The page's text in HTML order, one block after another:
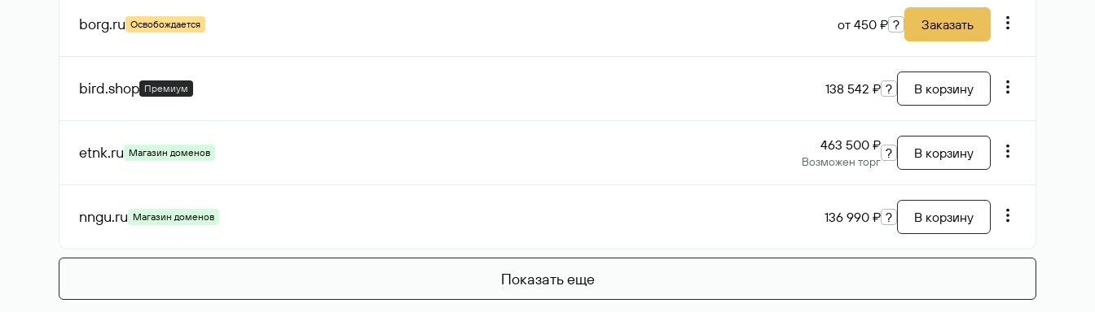
borg.ru Освобождается от 450 ₽ ? Заказать
bird.shop Премиум 138 542 ₽ ? В корзину
etnk.ru Магазин доменов 463 500 ₽
Возможен торг
? В корзину
nngu.ru Магазин доменов 136 990 ₽ ? В корзину
Показать еще